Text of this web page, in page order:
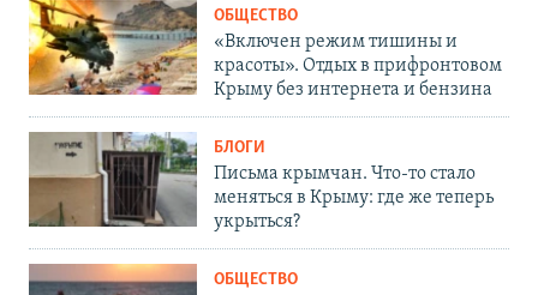
ОБЩЕСТВО
«Включен режим тишины и
красоты». Отдых в прифронтовом
Крыму без интернета и бензина
БЛОГИ
Письма крымчан. Что-то стало
меняться в Крыму: где же теперь
укрыться?
ОБЩЕСТВО